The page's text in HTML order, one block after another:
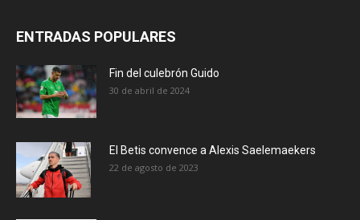
ENTRADAS POPULARES
Fin del culebrón Guido
30 de abril de 2024
El Betis convence a Alexis Saelemaekers
22 de agosto de 2023